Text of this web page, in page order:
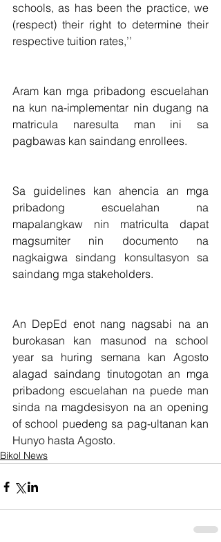
schools, as has been the practice, we
(respect) their right to determine their
respective tuition rates,’’
Aram kan mga pribadong escuelahan
na kun na-implementar nin dugang na
matricula naresulta man ini sa
pagbawas kan saindang enrollees.
Sa guidelines kan ahencia an mga
pribadong escuelahan na
mapalangkaw nin matriculta dapat
magsumiter nin documento na
nagkaigwa sindang konsultasyon sa
saindang mga stakeholders.
An DepEd enot nang nagsabi na an
burokasan kan masunod na school
year sa huring semana kan Agosto
alagad saindang tinutogotan an mga
pribadong escuelahan na puede man
sinda na magdesisyon na an opening
of school puedeng sa pag-ultanan kan
Hunyo hasta Agosto.
Bikol News